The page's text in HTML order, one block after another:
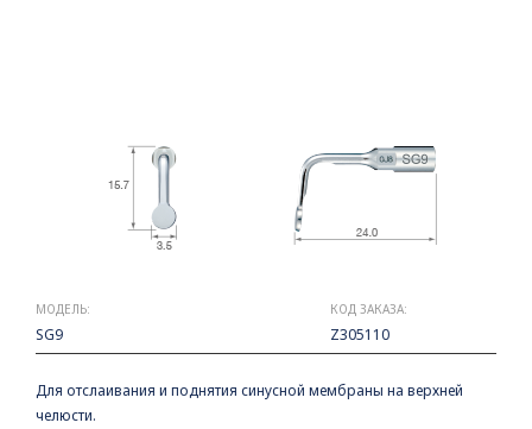
МОДЕЛЬ:
SG9
КОД ЗАКАЗА:
Z305110
Для отслаивания и поднятия синусной мембраны на верхней
челюсти.